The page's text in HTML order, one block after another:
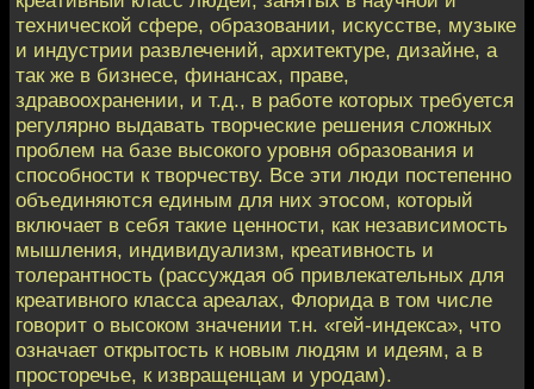
технической сфере, образовании, искусстве, музыке
и индустрии развлечений, архитектуре, дизайне, а
так же в бизнесе, финансах, праве,
здравоохранении, и т.д., в работе которых требуется
регулярно выдавать творческие решения сложных
проблем на базе высокого уровня образования и
способности к творчеству. Все эти люди постепенно
объединяются единым для них этосом, который
включает в себя такие ценности, как независимость
мышления, индивидуализм, креативность и
толерантность (рассуждая об привлекательных для
креативного класса ареалах, Флорида в том числе
говорит о высоком значении т.н. «гей-индекса», что
означает открытость к новым людям и идеям, а в
просторечье, к извращенцам и уродам).